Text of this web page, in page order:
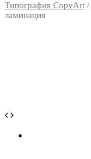
Типография CopyArt /
ламинация